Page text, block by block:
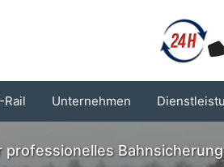
Rail Unternehmen
professionelles